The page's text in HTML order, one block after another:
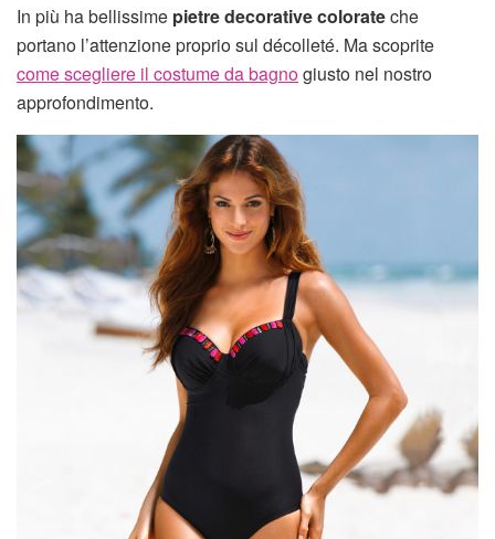
In più ha bellissime pietre decorative colorateche
portano l’attenzione proprio sul décolleté. Ma scoprite
come scegliere il costume da bagnogiusto nel nostro
approfondimento.